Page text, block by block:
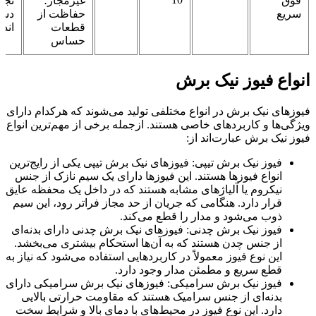
سریع
حفاظت از
قطعات
حساس
انواع فیوز نیک برش
فیوزهای نیک برش در انواع مختلفی تولید می‌شوند که هرکدام دارای
ویژگی‌ها و کاربردهای خاصی هستند. ازجمله برخی از مهم‌ترین انواع
فیوز نیک برش عبارت‌اند از:
فیوز نیک برش تیپی: فیوزهای نیک برش تیپی یکی از رایج‌ترین
انواع فیوزها هستند. این فیوزها دارای یک سیم نازک از جنس
نیکروم یا آلیاژهای مشابه هستند که در داخل یک محفظه عایق
قرار دارد. هنگامی که جریان از حد مجاز فراتر رود، این سیم
ذوب می‌شود و مدار را قطع می‌کند.
فیوز نیک برش چدنی: فیوزهای نیک برش چدنی دارای بدنه‌ای
از جنس چدن هستند که به آن‌ها استحکام بیشتری می‌بخشد.
این نوع فیوز معمولاً در کاربردهایی استفاده می‌شود که نیاز به
قطع سریع و مطمئن مدار وجود دارد.
فیوز نیک برش سرامیکی: فیوزهای نیک برش سرامیکی دارای
بدنه‌ای از جنس سرامیک هستند که مقاومت حرارتی بالایی
دارد. این نوع فیوز در محیط‌های با دمای بالا و شرایط سخت